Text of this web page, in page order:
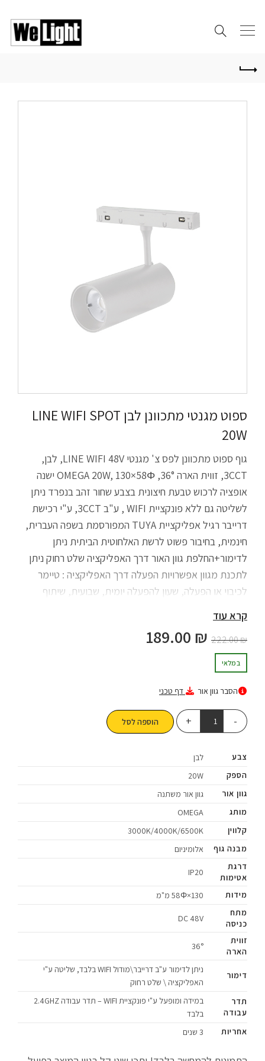
ספוט מגנטי מתכוונן לבן LINE WIFI SPOT
20W
גוף ספוט מתכוונן לפס צ' מגנטי LINE WIFI 48V, לבן,
3CCT, זווית הארה 36°, OMEGA 20W, 130×58Φ ישנה
אופציה לרכוש טבעת חיצונית בצבע שחור זהב בנפרד ניתן
לשליטה גם ללא פונקציית WIFI , ע"ב 3CCT, ע"י רכישת
דרייבר רגיל אפליקציית TUYA המפורסמת בשפה העברית,
חינמית, בחיבור פשוט לרשת האלחוטית הביתית ניתן
לדימור+החלפת גוון האור דרך האפליקציה שלט רחוק ניתן
לתכנת מגוון אפשרויות הפעלה דרך האפליקציה : טיימר
לכיבוי או הפעלה, שעון להפעלה יומית, שבועית, שיתוף
& Google Assistant האפליקציההמוצר אינו תומכת ברשת
5G או ברשת משותפת 2.4G + 5G יחד.
קרא עוד
222.00₪
189.00 ₪
במלאי
הסבר גוון אור דף טכני
הוספה לסל
צבע
לבן
הספק
20W
גוון אור
גוון אור משתנה
מותג
OMEGA
קלווין
3000K/4000K/6500K
מבנה גוף
אלומיניום
דרגת
אטימות
IP20
מידות
130×58Φ מ"מ
מתח
כניסה
DC 48V
זווית
הארה
36°
דימור
ניתן לדימור ע"ב דרייבר\מודול WIFI בלבד, שליטה ע"י
האפליקציה \ שלט רחוק
תדר
עבודה
במידה ומופעל ע"י פונקציית WIFI – תדר עבודה 2.4GHZ
בלבד
אחריות
3 שנים